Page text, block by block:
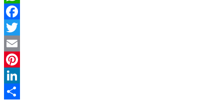
WhatsApp
Facebook
Twitter
Email
Pinterest
LinkedIn